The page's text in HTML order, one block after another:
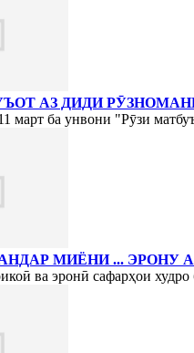
АЗ ДИДИ
март ба унвони "Рӯзи
МИЁНИ ... ЭРОНУ
ва эронӣ сафарҳои